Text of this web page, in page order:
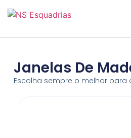
Janelas De
Escolha sempre o melhor para